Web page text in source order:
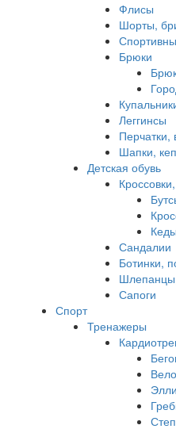
Флисы
Шорты,
Брюки
Леггинсы
Перчатки,
Шапки,
Детская обувь
Кеды
Сандалии
Ботинки,
Сапоги
Спорт
Тренажеры